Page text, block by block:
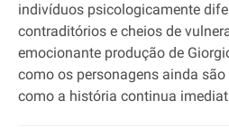
indivíduos psicologicamente
contraditórios e cheios de
emocionante produção de
como os personagens ainda
como a história continua